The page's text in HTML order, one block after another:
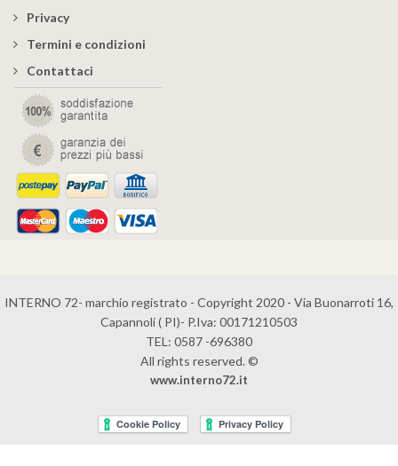
Privacy
Termini e condizioni
Contattaci
INTERNO 72- marchio registrato - Copyright 2020 - Via Buonarroti 16,
Capannoli ( PI)- P.Iva: 00171210503
TEL: 0587 -696380
All rights reserved. ©
www.interno72.it